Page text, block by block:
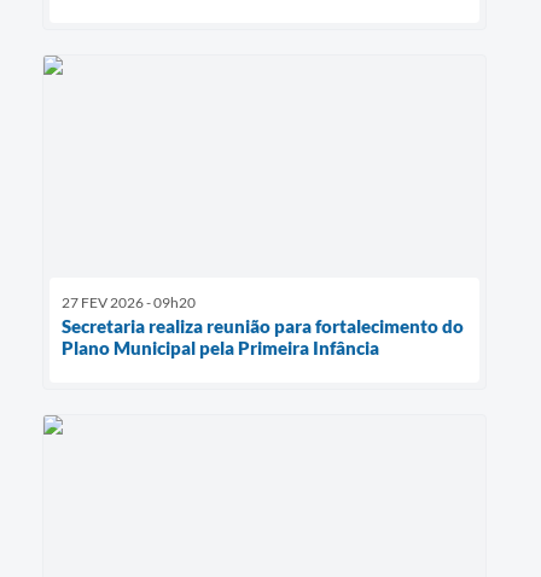
27 FEV 2026 - 09h20
Secretaria realiza reunião para fortalecimento do
Plano Municipal pela Primeira Infância